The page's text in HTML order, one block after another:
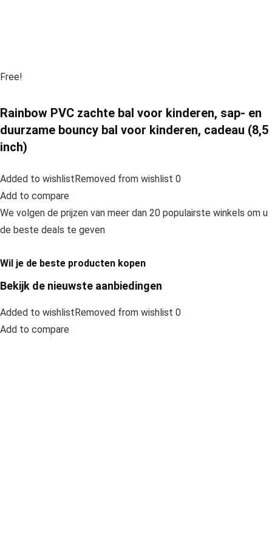
Free!
Rainbow PVC zachte bal voor kinderen, sap- en
duurzame bouncy bal voor kinderen, cadeau (8,5
inch)
Added to wishlistRemoved from wishlist 0
Add to compare
We volgen de prijzen van meer dan 20 populairste winkels om u
de beste deals te geven
Wil je de beste producten kopen
Bekijk de nieuwste aanbiedingen
Added to wishlistRemoved from wishlist 0
Add to compare